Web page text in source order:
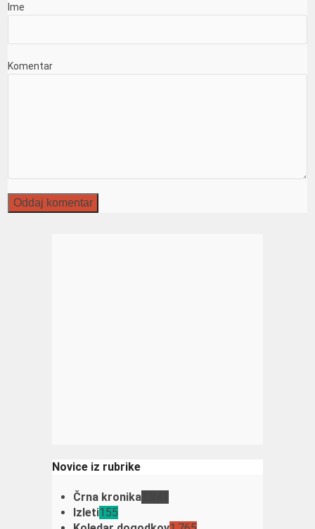
Ime
Komentar
Novice iz rubrike
Črna kronika
Izleti155